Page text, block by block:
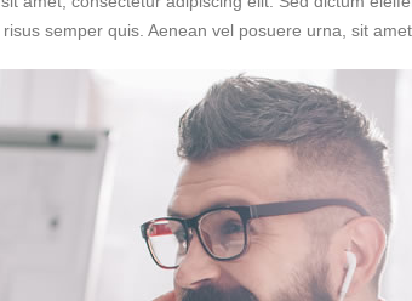
semper quis. Aenean vel posuere urna, sit